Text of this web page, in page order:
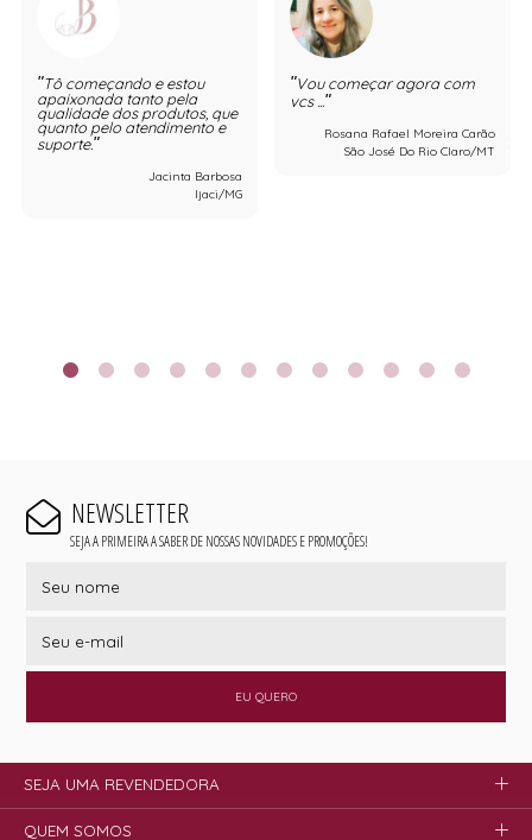
Tô começando e estou
apaixonada tanto pela
qualidade dos produtos, que
quanto pelo atendimento e
suporte.
Jacinta Barbosa
Ijaci/MG
Vou começar agora com
vcs ...
Rosana Rafael Moreira Carão
São José Do Rio Claro/MT
NEWSLETTER
SEJA A PRIMEIRA A SABER DE NOSSAS NOVIDADES E PROMOÇÕES!
EU QUERO
SEJA UMA REVENDEDORA
QUEM SOMOS